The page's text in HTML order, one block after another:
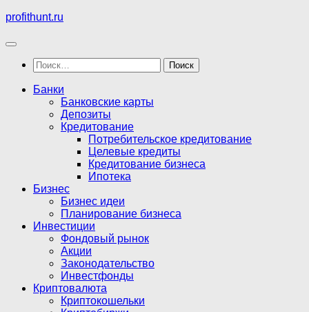
Перейти
содержимому
profithunt.ru
Найти:
Банки
Банковские карты
Депозиты
Кредитование
Потребительское кредитование
Целевые кредиты
Кредитование бизнеса
Ипотека
Бизнес
Бизнес идеи
Планирование бизнеса
Инвестиции
Фондовый рынок
Акции
Законодательство
Инвестфонды
Криптовалюта
Криптокошельки